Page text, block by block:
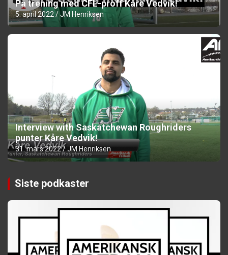
På trening med CFL-proff Kåre Vedvik!
5. april 2022 JM Henriksen
Interview with Saskatchewan Roughriders
punter Kåre Vedvik!
31. mars 2022 JM Henriksen
Siste podkaster